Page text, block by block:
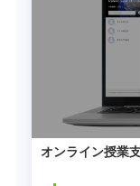
オンライン授業